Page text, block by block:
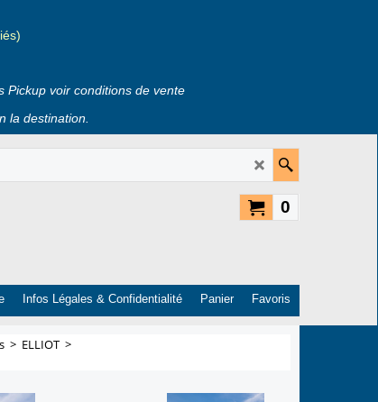
Pickup voir conditions de vente
la destination.
0
Infos Légales & Confidentialité Panier Favoris
> ELLIOT >